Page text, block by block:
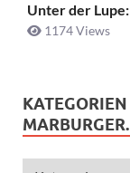
Unter der
1174 Views